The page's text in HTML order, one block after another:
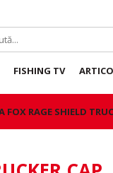
FISHING TV
FOX RAGE SHIELD